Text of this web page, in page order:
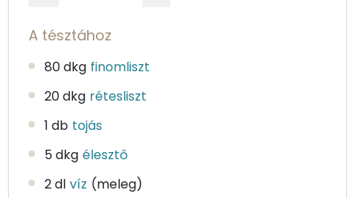
A tésztához
80 dkg finomliszt
20 dkg rétesliszt
1 db tojás
5 dkg élesztő
2 dl víz (meleg)